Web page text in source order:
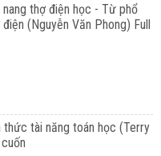
nang thợ điện học - Từ phổ
(Nguyễn Văn Phong) Full
thức tài năng toán học (Terry